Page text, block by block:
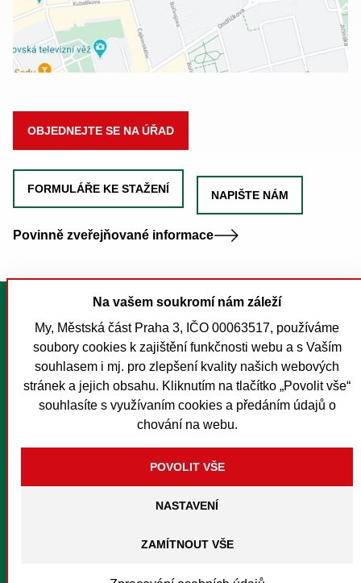
Na vašem soukromí nám záleží
My, Městská část Praha 3, IČO 00063517, používáme
soubory cookies k zajištění funkčnosti webu a s Vaším
souhlasem i mj. pro zlepšení kvality našich webových
stránek a jejich obsahu. Kliknutím na tlačítko „Povolit vše“
souhlasíte s využívaním cookies a předáním údajů o
chování na webu.
NASTAVENÍ
OBJEDNEJTE SE NA ÚŘAD
FORMULÁŘE KE STAŽENÍ NAPIŠTE NÁM
Povinně zveřejňované informace
Tisk stránky
Mapa stránek
Prohlášení o přístupnosti
Nastavení cookies
O MČ Praha 3
Kontakty
Foreign Citizens
© Městská část Praha 3